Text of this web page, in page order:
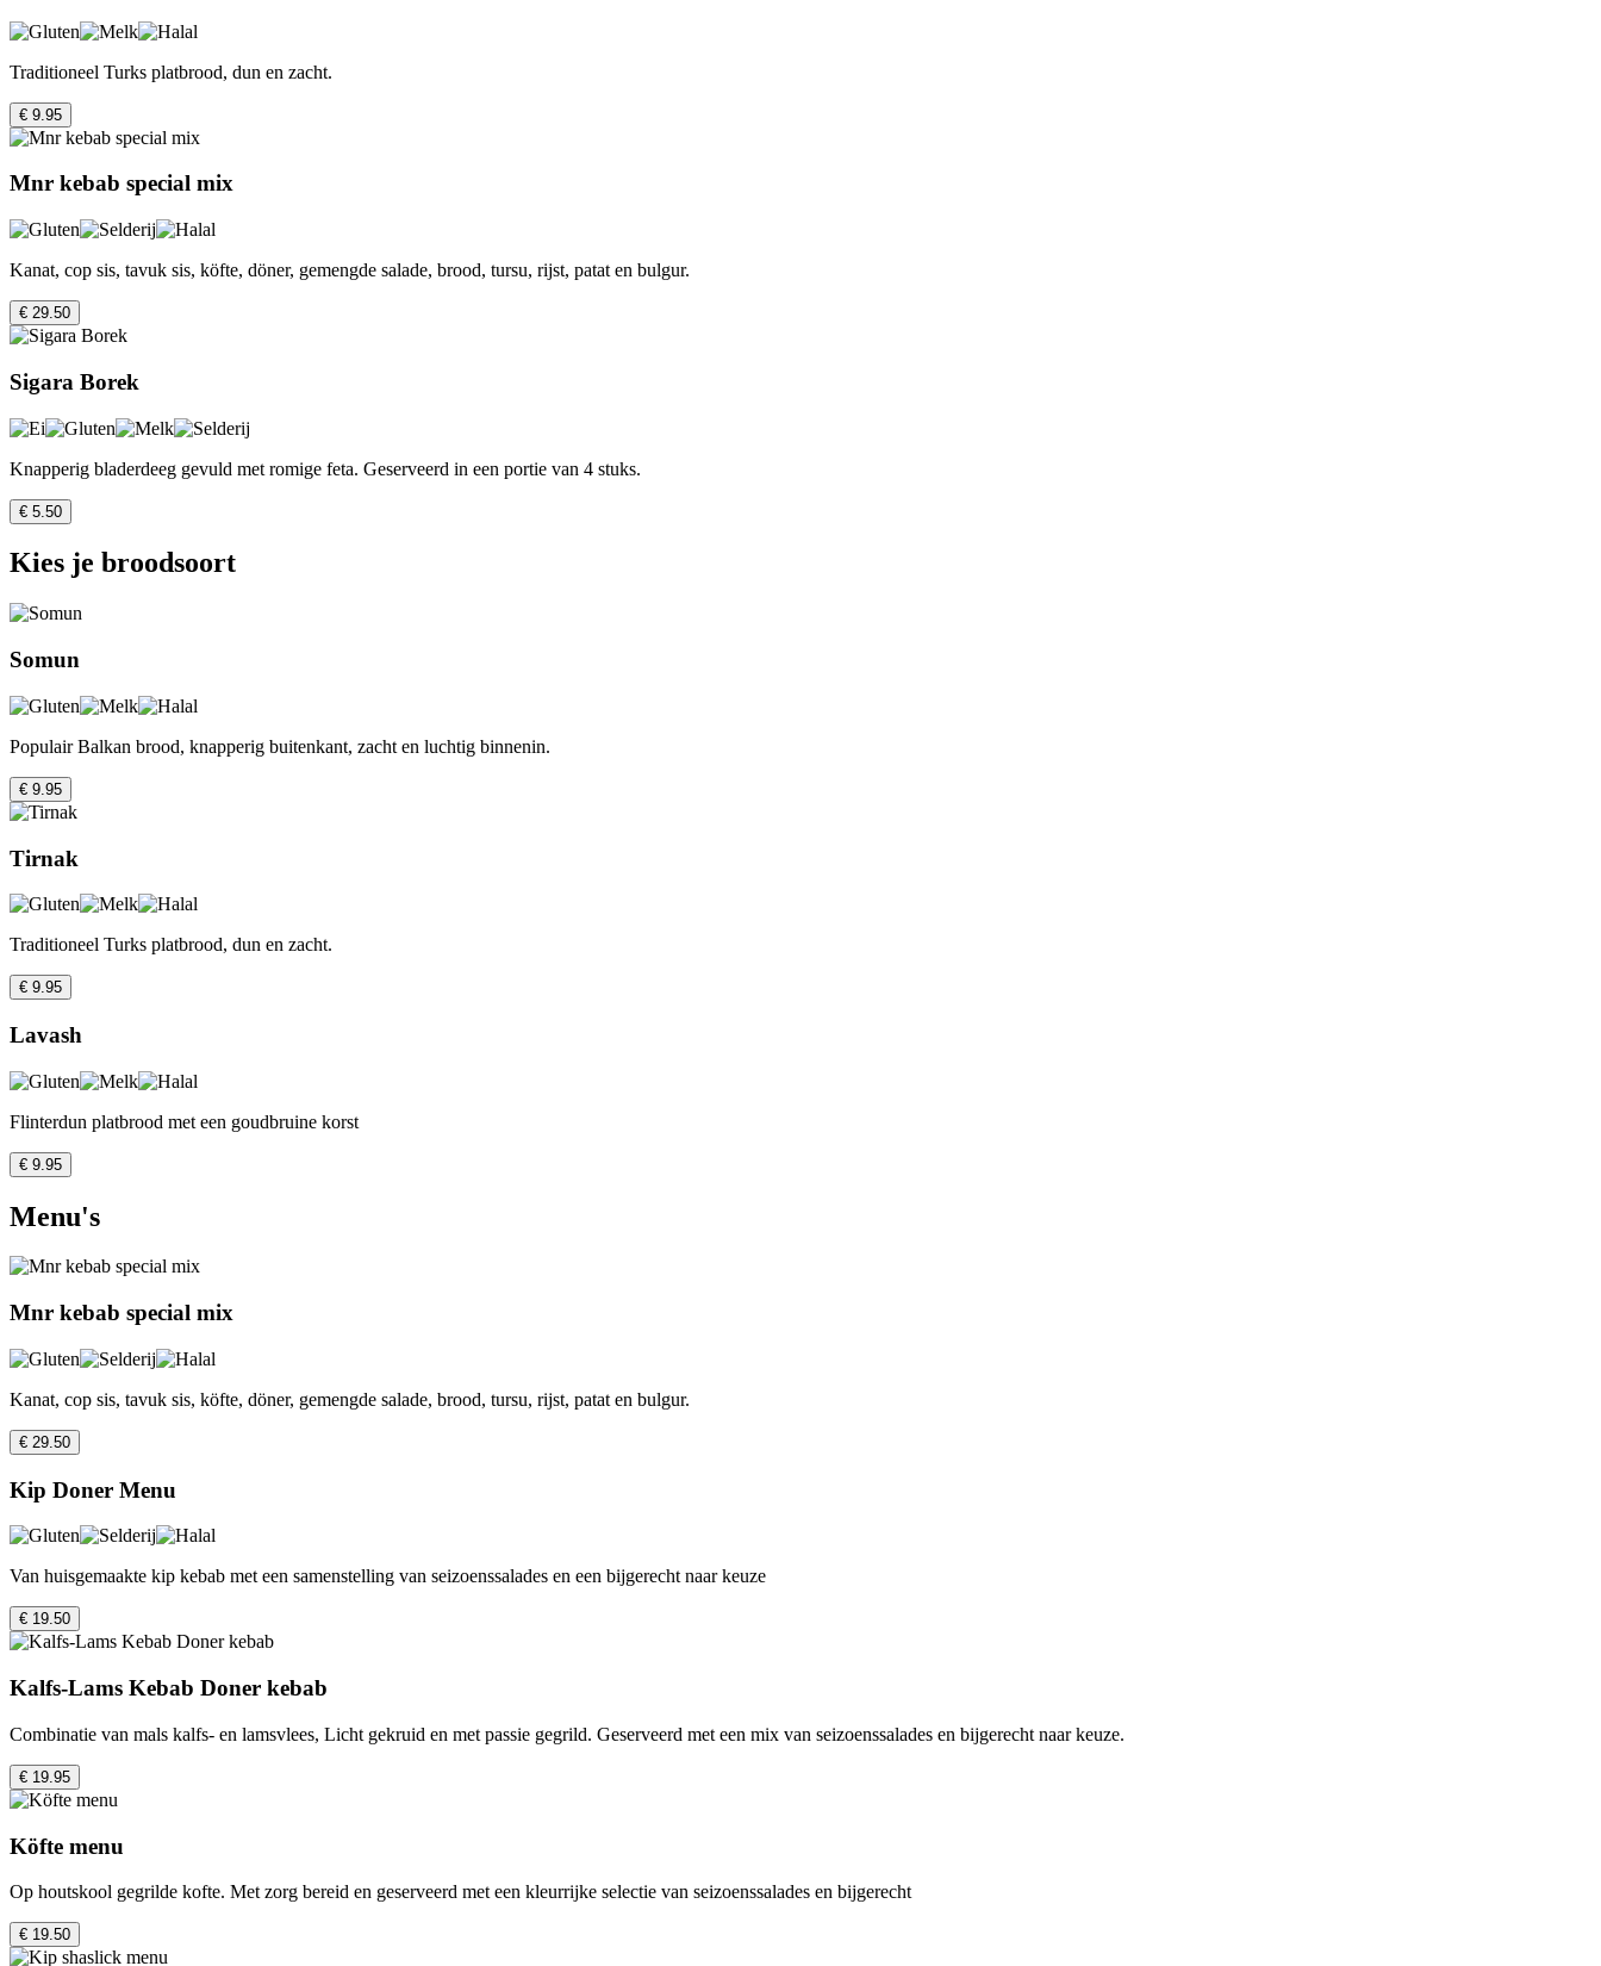
Traditioneel Turks platbrood, dun en zacht.
€ 9.95
Mnr kebab special mix
Kanat, cop sis, tavuk sis, köfte, döner, gemengde salade, brood, tursu, rijst, patat en bulgur.
€ 29.50
Sigara Borek
Knapperig bladerdeeg gevuld met romige feta. Geserveerd in een portie van 4 stuks.
€ 5.50
Kies je broodsoort
Somun
Populair Balkan brood, knapperig buitenkant, zacht en luchtig binnenin.
€ 9.95
Tirnak
Traditioneel Turks platbrood, dun en zacht.
€ 9.95
Lavash
Flinterdun platbrood met een goudbruine korst
€ 9.95
Menu's
Mnr kebab special mix
Kanat, cop sis, tavuk sis, köfte, döner, gemengde salade, brood, tursu, rijst, patat en bulgur.
€ 29.50
Kip Doner Menu
Van huisgemaakte kip kebab met een samenstelling van seizoenssalades en een bijgerecht naar keuze
€ 19.50
Kalfs-Lams Kebab Doner kebab
Combinatie van mals kalfs- en lamsvlees, Licht gekruid en met passie gegrild. Geserveerd met een mix van seizoenssalades en bijgerecht naar keuze.
€ 19.95
Köfte menu
Op houtskool gegrilde kofte. Met zorg bereid en geserveerd met een kleurrijke selectie van seizoenssalades en bijgerecht
€ 19.50